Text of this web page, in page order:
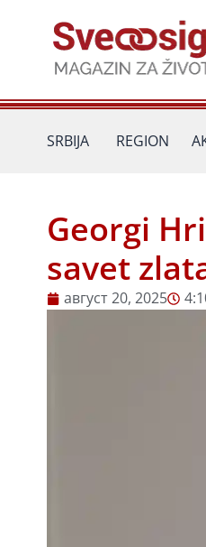
SRBIJA REGION
Georgi
savet
август 20, 2025